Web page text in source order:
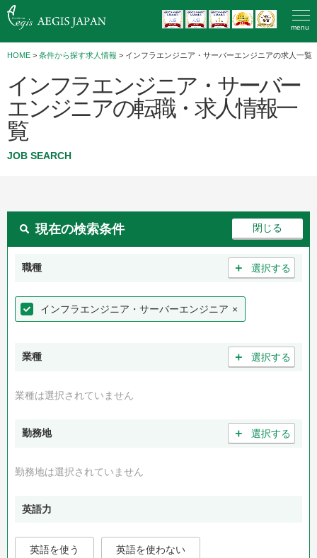
menu
HOME > 条件から探す求人情報 > インフラエンジニア・サーバーエンジニアの求人一覧
インフラエンジニア・サーバー
エンジニアの転職・求人情報一
覧
JOB SEARCH
現在の検索条件
職種 ＋ 選択する
インフラエンジニア・サーバーエンジニア ×
業種 ＋ 選択する
業種は選択されていません
勤務地 ＋ 選択する
勤務地は選択されていません
英語力
英語を使う 英語を使わない